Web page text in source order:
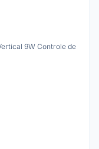
9W Controle de